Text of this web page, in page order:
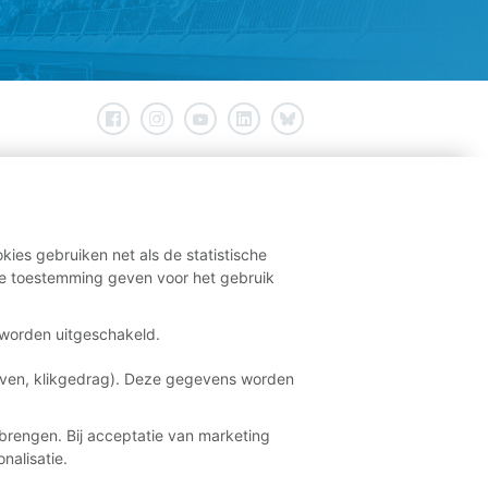
gebruiken net als de statistische
toestemming geven voor het gebruik
uitgeschakeld.
klikgedrag). Deze gegevens worden
Bij acceptatie van marketing